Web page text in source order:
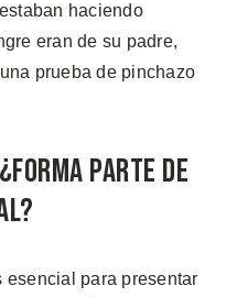
haciendo
eran de su padre,
prueba de pinchazo
Parte de
esencial para presentar